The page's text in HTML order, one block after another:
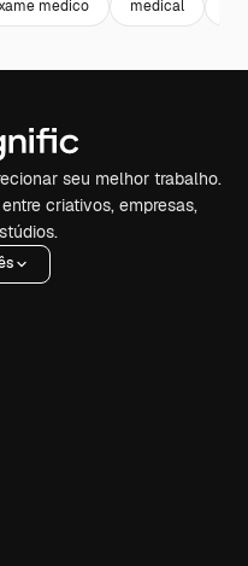
medico medical
seu melhor trabalho.
criativos, empresas,